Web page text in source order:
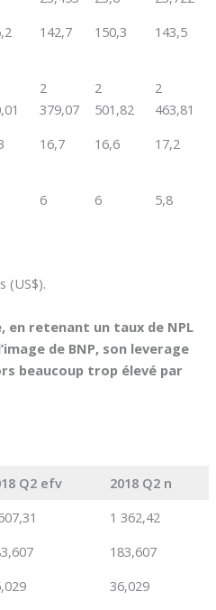
142,7 150,3 143,5
2
379,07
2
501,82
2
463,81
16,7 16,6 17,2
6 6 5,8
(US$).
en retenant un taux de NPL
de BNP, son leverage
beaucoup trop élevé par
Q2 efv
2018 Q2 n
1 362,42
183,607
36,029